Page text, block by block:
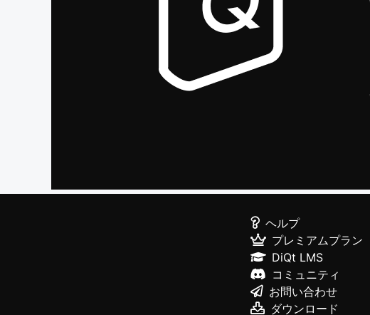
ヘルプ
プレミアムプラン
DiQt LMS
コミュニティ
お問い合わせ
ダウンロード